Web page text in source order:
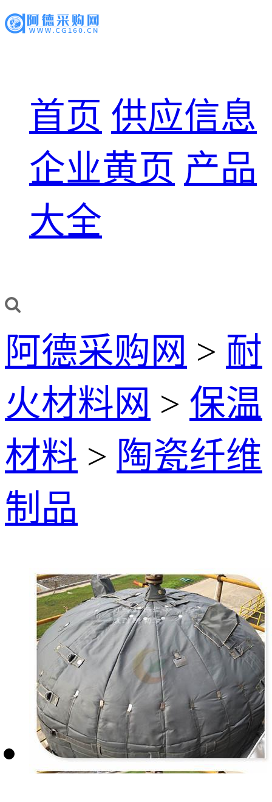
首页 供应信息
企业黄页 产品
大全
阿德采购网 > 耐
火材料网 > 保温
材料 > 陶瓷纤维
制品